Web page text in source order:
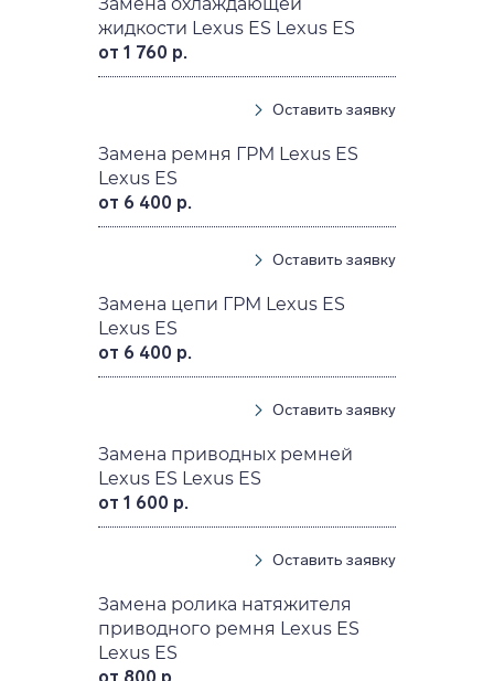
жидкости Lexus ES Lexus ES
от 1 760 р.
Оставить заявку
Замена ремня ГРМ Lexus ES
Lexus ES
от 6 400 р.
Оставить заявку
Замена цепи ГРМ Lexus ES
Lexus ES
от 6 400 р.
Оставить заявку
Замена приводных ремней
Lexus ES Lexus ES
от 1 600 р.
Оставить заявку
Замена ролика натяжителя
приводного ремня Lexus ES
Lexus ES